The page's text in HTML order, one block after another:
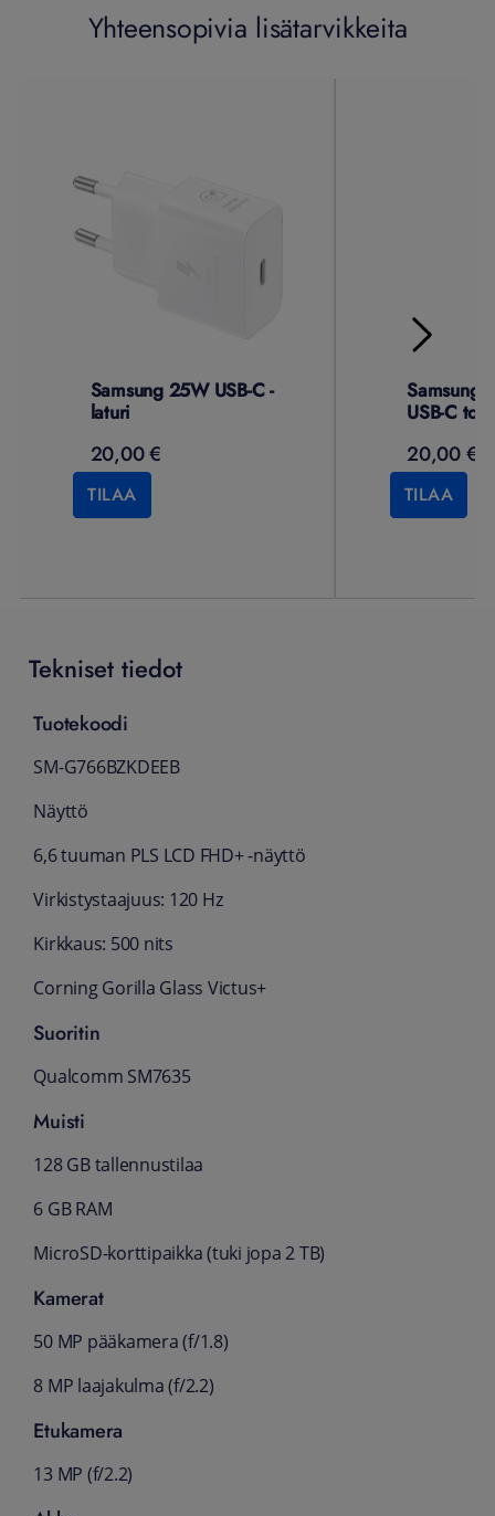
Yhteensopivia lisätarvikkeita
Samsung 25W USB-C -
laturi
20,00 €
TILAA
Samsung
USB-C to
20,00 €
TILAA
Tekniset tiedot
Tuotekoodi
SM-G766BZKDEEB
Näyttö
6,6 tuuman PLS LCD FHD+ -näyttö
Virkistystaajuus: 120 Hz
Kirkkaus: 500 nits
Corning Gorilla Glass Victus+
Suoritin
Qualcomm SM7635
Muisti
128 GB tallennustilaa
6 GB RAM
MicroSD-korttipaikka (tuki jopa 2 TB)
Kamerat
50 MP pääkamera (f/1.8)
8 MP laajakulma (f/2.2)
Etukamera
13 MP (f/2.2)